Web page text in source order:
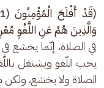
وَالَّذِينَ هُمْ عَنِ اللَّغْوِ
في الصلاة، إنّما يخشع
يحب اللّغو ويشتغل
الصلاة ولا يخشع، ولكن